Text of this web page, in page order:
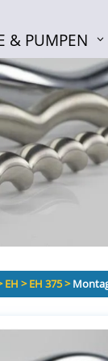
& PUMPEN
& PUMPEN
EH >EH 375>